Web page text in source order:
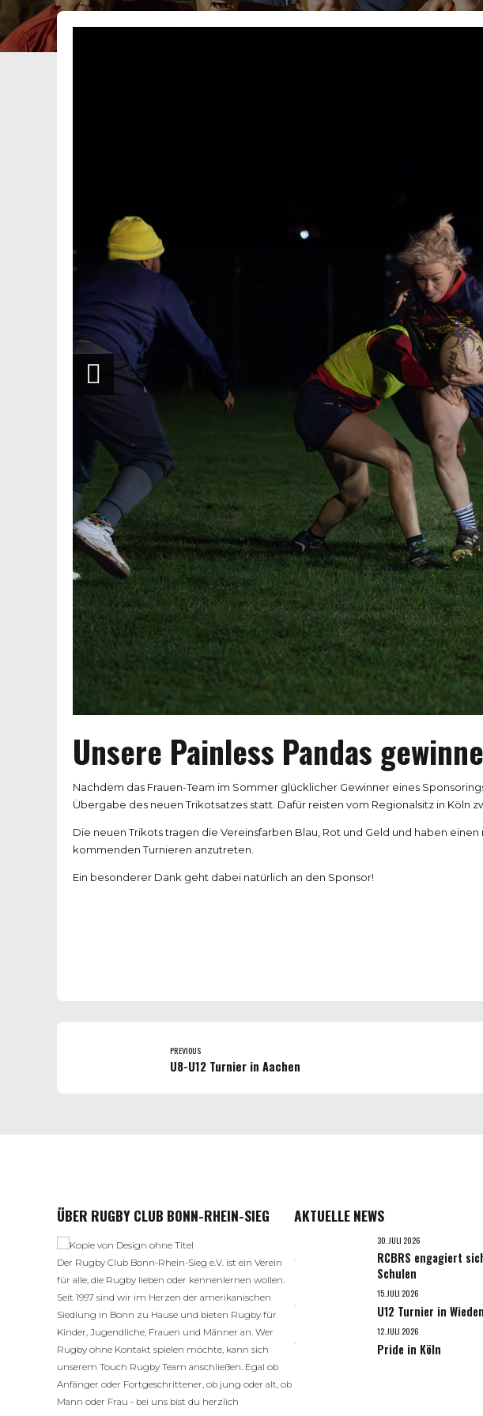
Unsere Painless Pandas
Nachdem das Frauen-Team im Sommer glücklicher Gewinner eines
Übergabe des neuen Trikotsatzes statt. Dafür reisten vom Regionalsitz in Köln
Die neuen Trikots tragen die Vereinsfarben Blau, Rot und Geld und haben
kommenden Turnieren anzutreten.
Ein besonderer Dank geht dabei natürlich an den Sponsor!
PREVIOUS
U8-U12 Turnier in Aachen
ÜBER RUGBY CLUB BONN-RHEIN-SIEG
Der Rugby Club Bonn-Rhein-Sieg e.V. ist ein Verein
für alle, die Rugby lieben oder kennenlernen wollen.
Seit 1997 sind wir im Herzen der amerikanischen
Siedlung in Bonn zu Hause und bieten Rugby für
Kinder, Jugendliche, Frauen und Männer an. Wer
Rugby ohne Kontakt spielen möchte, kann sich
unserem Touch Rugby Team anschließen. Egal ob
Anfänger oder Fortgeschrittener, ob jung oder alt, ob
Mann oder Frau - bei uns bist du herzlich
AKTUELLE NEWS
30. JULI 2026
RCBRS engagiert
Schulen
15. JULI 2026
U12 Turnier in
12. JULI 2026
Pride in Köln